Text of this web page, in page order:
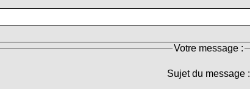
Votre message :
Sujet du message :